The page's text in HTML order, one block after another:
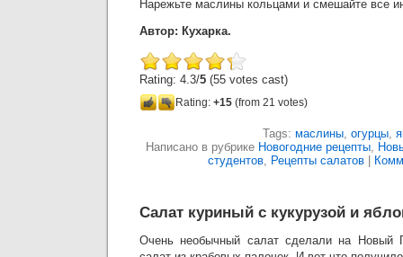
Нарежьте маслины кольцами и смешайте все
Автор: Кухарка.
Rating: 4.3/5 (55 votes cast)
Rating: +15 (from 21 votes)
Tags: маслины, огурцы,
Написано в рубрике Новогодние рецепты,
студентов, Рецепты салатов|
Салат куриный с кукурузой и
Очень необычный салат сделали на Новый